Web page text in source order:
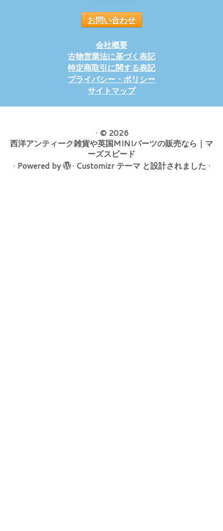
お問い合わせ
会社概要
古物営業法に基づく表記
特定商取引に関する表記
プライバシー・ポリシー
サイトマップ
· © 2026
西洋アンティーク雑貨や英国MINIパーツの販売なら｜マ
ーズスピード
· Powered by · Customizr テーマ と設計されました ·